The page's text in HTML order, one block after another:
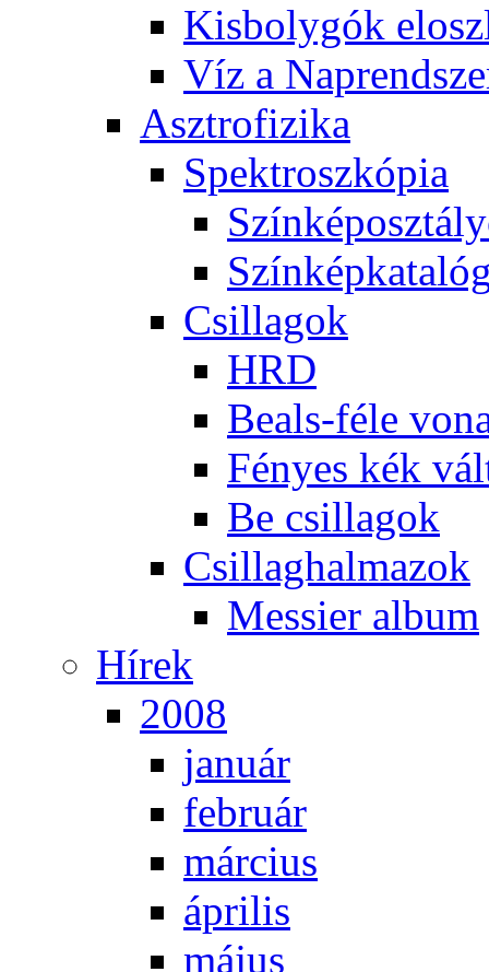
Kis­boly­gók
Víz a
Aszt­ro­fi­zi­ka
Spekt­rosz­kó­pia
Csil­la­gok
HRD
Be­als-fé­le
Fé­nyes kék
Be csil­la­gok
Csil­lag­hal­ma­zok
Mes­si­er al­bum
Hí­rek
2008
ja­nu­ár
feb­ru­ár
már­ci­us
áp­ri­lis
má­jus